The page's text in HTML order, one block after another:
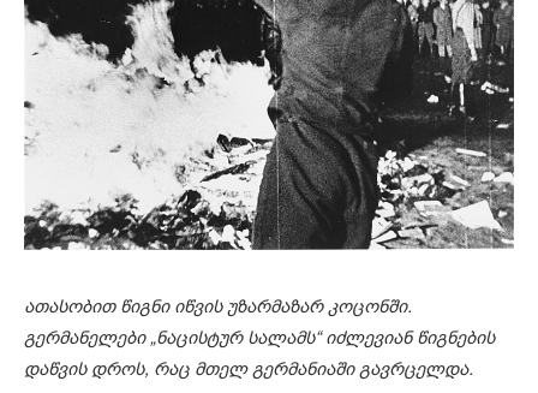
ათასობით წიგნი იწვის უზარმაზარ კოცონში.
გერმანელები „ნაცისტურ სალამს“ იძლევიან წიგნების
დაწვის დროს, რაც მთელ გერმანიაში გავრცელდა.